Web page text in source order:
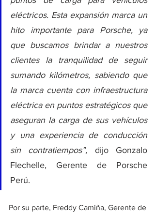
eléctricos. Esta expansión marca un
hito importante para Porsche, ya
que buscamos brindar a nuestros
clientes la tranquilidad de seguir
sumando kilómetros, sabiendo que
la marca cuenta con infraestructura
eléctrica en puntos estratégicos que
aseguran la carga de sus vehículos
y una experiencia de conducción
sin contratiempos”, dijo Gonzalo
Flechelle, Gerente de Porsche
Perú.
Por su parte, Freddy Camiña, Gerente de